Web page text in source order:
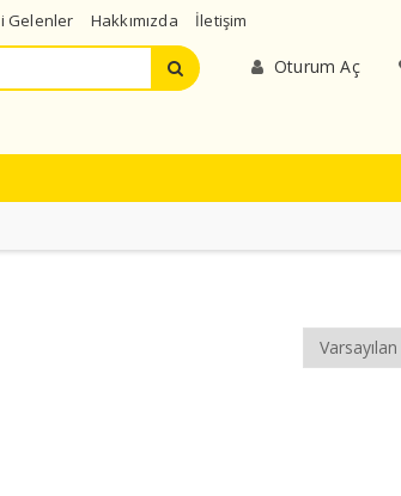
Gelenler Hakkımızda İletişim
Oturum Aç